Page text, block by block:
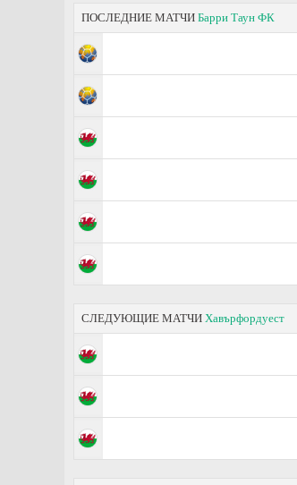
ПОСЛЕДНИЕ МАТЧИ Барри Таун ФК
СЛЕДУЮЩИЕ МАТЧИ Хавърфордуест